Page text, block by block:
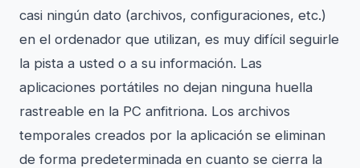
casi ningún dato (archivos, configuraciones, etc.)
en el ordenador que utilizan, es muy difícil seguirle
la pista a usted o a su información. Las
aplicaciones portátiles no dejan ninguna huella
rastreable en la PC anfitriona. Los archivos
temporales creados por la aplicación se eliminan
de forma predeterminada en cuanto se cierra la